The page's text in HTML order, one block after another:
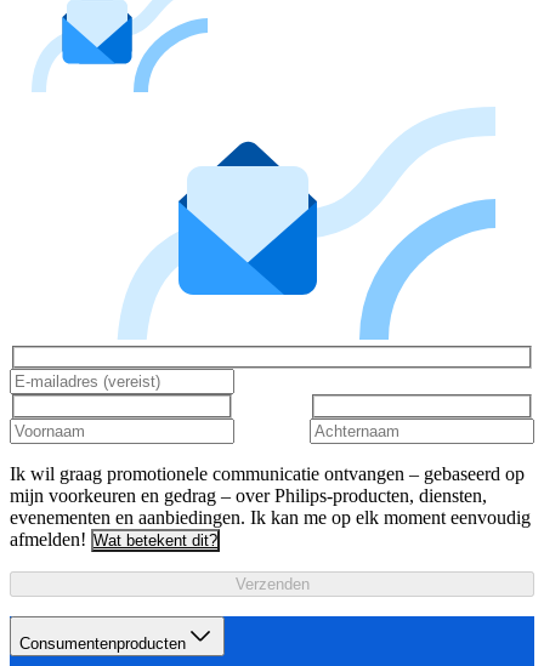
Ik wil graag promotionele communicatie ontvangen – gebaseerd op
mijn voorkeuren en gedrag – over Philips-producten, diensten,
evenementen en aanbiedingen. Ik kan me op elk moment eenvoudig
afmelden! Wat betekent dit?
Verzenden
Consumentenproducten